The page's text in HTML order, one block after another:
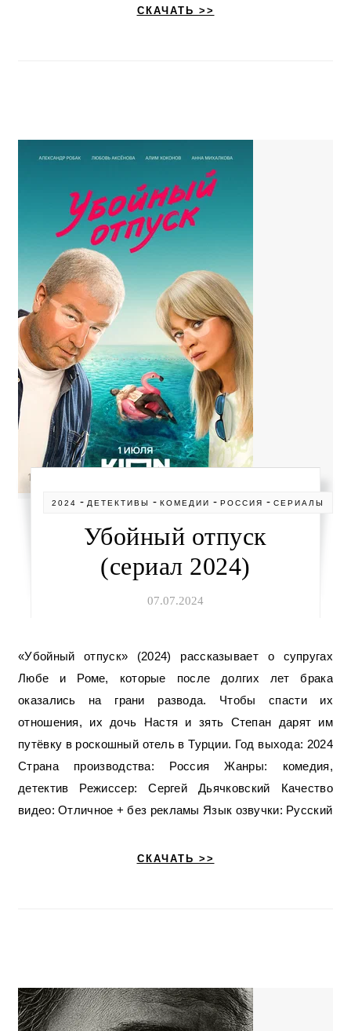
СКАЧАТЬ >>
2024 - ДЕТЕКТИВЫ -КОМЕДИИ -РОССИЯ -СЕРИАЛЫ
Убойный отпуск
(сериал 2024)
07.07.2024
«Убойный отпуск» (2024) рассказывает о супругах
Любе и Роме, которые после долгих лет брака
оказались на грани развода. Чтобы спасти их
отношения, их дочь Настя и зять Степан дарят им
путёвку в роскошный отель в Турции. Год выхода: 2024
Страна производства: Россия Жанры: комедия,
детектив Режиссер: Сергей Дьячковский Качество
видео: Отличное + без рекламы Язык озвучки: Русский
СКАЧАТЬ >>